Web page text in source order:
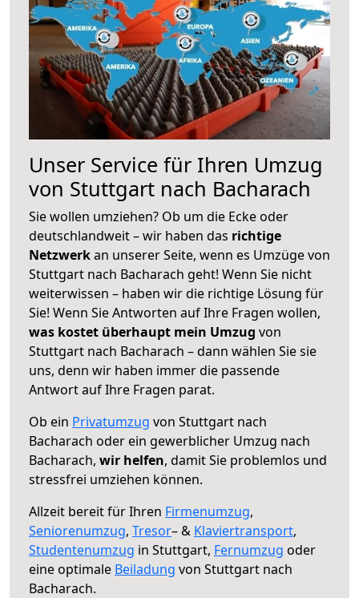
Unser Service für Ihren Umzug
von Stuttgart nach Bacharach
Sie wollen umziehen? Ob um die Ecke oder
deutschlandweit – wir haben das richtige
Netzwerkan unserer Seite, wenn es Umzüge von
Stuttgart nach Bacharach geht! Wenn Sie nicht
weiterwissen – haben wir die richtige Lösung für
Sie! Wenn Sie Antworten auf Ihre Fragen wollen,
was kostet überhaupt mein Umzug von
Stuttgart nach Bacharach – dann wählen Sie sie
uns, denn wir haben immer die passende
Antwort auf Ihre Fragen parat.
Ob ein Privatumzug von Stuttgart nach
Bacharach oder ein gewerblicher Umzug nach
Bacharach, wir helfen, damit Sie problemlos und
stressfrei umziehen können.
Allzeit bereit für Ihren Firmenumzug,
Seniorenumzug, Tresor– & Klaviertransport,
Studentenumzug in Stuttgart, Fernumzug oder
eine optimale Beiladung von Stuttgart nach
Bacharach.